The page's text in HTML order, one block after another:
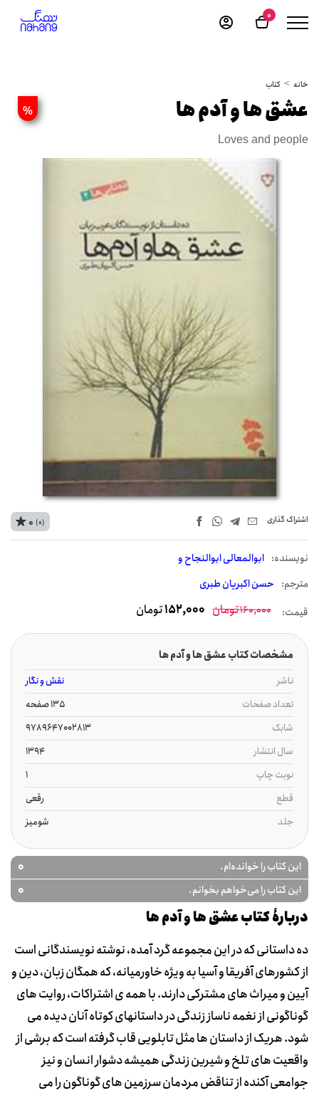
0
خانه کتاب
% عشق ها و آدم ها
Loves and people
اشتراک‌ گذاری
نويسنده: ابوالمعالی ابوالنجاح و
مترجم: حسن اکبریان طبری
0 (0)
قیمت: 160,000تومان 152,000تومان
مشخصات کتاب عشق ها و آدم ها
ناشر
نقش و نگار
تعداد صفحات
135 صفحه
شابک
9789647002813
سال انتشار
1394
نوبت چاپ
1
قطع
رقعی
جلد
شومیز
این کتاب را خوانده‌ام. 0
این کتاب را می‌خواهم بخوانم. 0
دربارۀ کتاب عشق ها و آدم ها
ده داستانی که در این مجموعه گرد آمده، نوشته نویسندگانی است
از کشورهای آفریقا و آسیا به ویژه خاورمیانه، که همگان زبان، دین و
آیین و میراث های مشترکی دارند. با همه ی اشتراکات، روایت های
گوناگونی از نغمه ناساز زندگی در داستانهای کوتاه آنان دیده می
شود. هریک از داستان ها مثل تابلویی قاب گرفته است که برشی از
واقعیت های تلخ و شیرین زندگی همیشه دشوار انسان و نیز
جوامعی آکنده از تناقض مردمان سرزمین های گوناگون را می